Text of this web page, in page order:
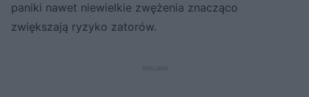
paniki nawet niewielkie zwężenia znacząco
zwiększają ryzyko zatorów.